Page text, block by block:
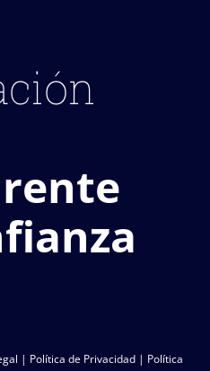
| Política de Privacidad | Política